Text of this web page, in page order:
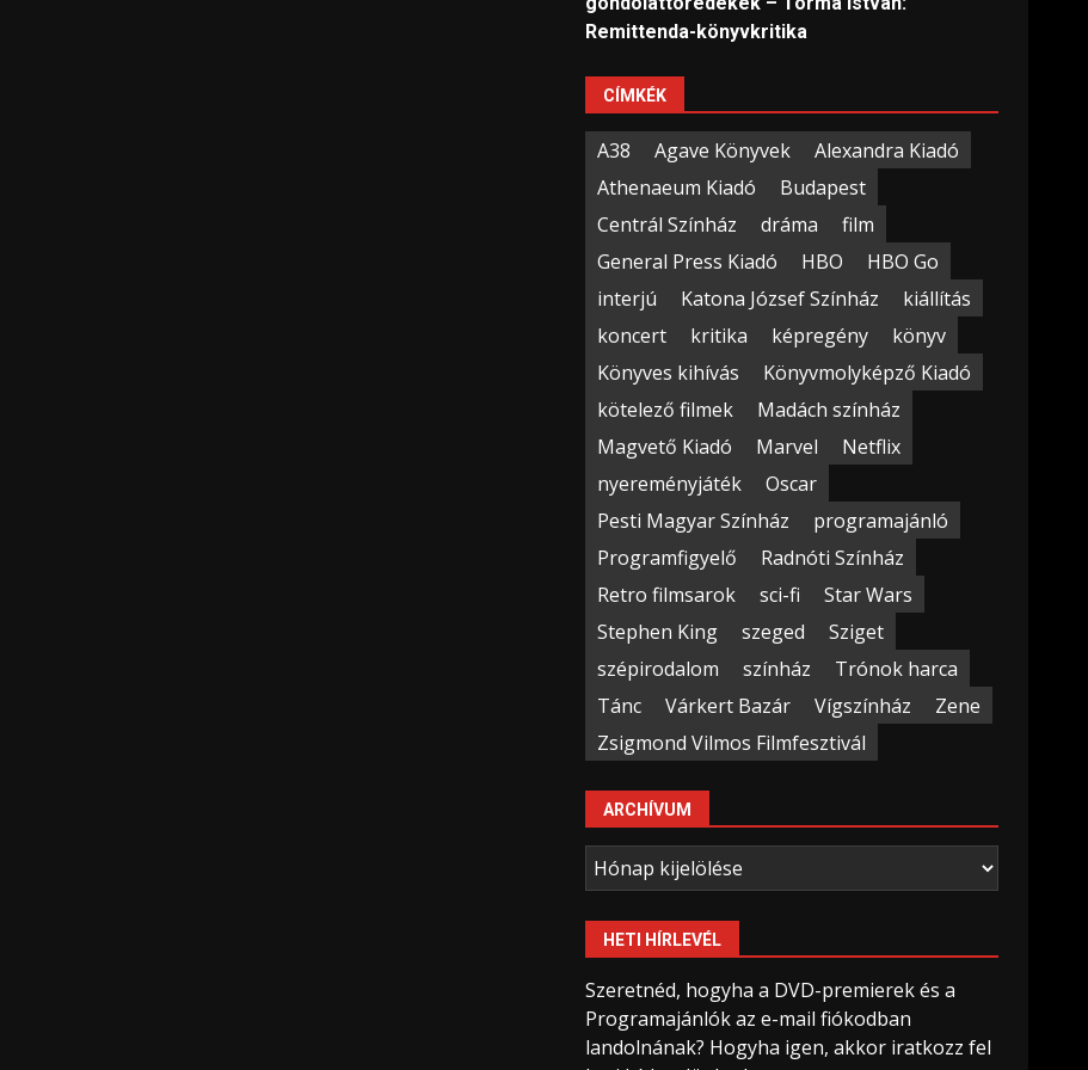
Remittenda-könyvkritika
CÍMKÉK
A38 Agave Könyvek
Alexandra Kiadó
Athenaeum Kiadó
Budapest
Centrál Színház
dráma
film
General Press Kiadó
HBO
HBO Go
interjú
Katona József Színház
kiállítás
koncert
kritika képregény
könyv
Könyves kihívás
Könyvmolyképző Kiadó
kötelező filmek
Madách színház
Magvető Kiadó
Marvel
Netflix
nyereményjáték
Oscar
Pesti Magyar Színház
programajánló
Programfigyelő
Radnóti Színház
Retro filmsarok
sci-fi
Star Wars
Stephen King
szeged
Sziget
szépirodalom
színház
Trónok harca
Tánc
Várkert Bazár Vígszínház
Zene
Zsigmond Vilmos Filmfesztivál
ARCHÍVUM
Archívum
HETI HÍRLEVÉL
Szeretnéd, hogyha a DVD-premierek és a
Programajánlók az e-mail fiókodban
landolnának? Hogyha igen, akkor iratkozz fel